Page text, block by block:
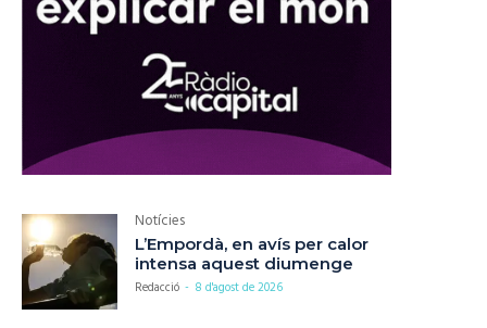
Notícies
L’Empordà, en avís per calor
intensa aquest diumenge
Redacció - 8 d'agost de 2026